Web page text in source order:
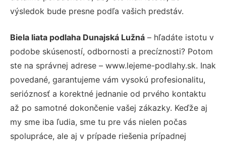
výsledok bude presne podľa vašich predstáv.
Biela liata podlaha Dunajská Lužná – hľadáte istotu v
podobe skúseností, odbornosti a precíznosti? Potom
ste na správnej adrese – www.lejeme-podlahy.sk. Inak
povedané, garantujeme vám vysokú profesionalitu,
serióznosť a korektné jednanie od prvého kontaktu
až po samotné dokončenie vašej zákazky. Keďže aj
my sme iba ľudia, sme tu pre vás nielen počas
spolupráce, ale aj v prípade riešenia prípadnej